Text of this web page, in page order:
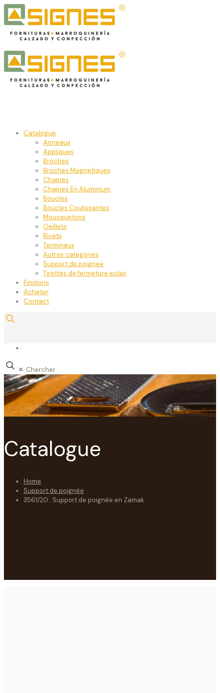
Catalogue
Anneaux
Appliques
Broches
Broches Magnetiques
Chaines
Chaines En Aluminium
Boucles
Boucles Coulissantes
Mousquetons
Oeillets
Rivets
Terminaux
Autres categories
Support de poignee
Tirettes de fermeture eclair
Finitions
Acheter
Contact
✕
Catalogue
Home
Support de poignée
3561/20 : Support de poignée en Zamak